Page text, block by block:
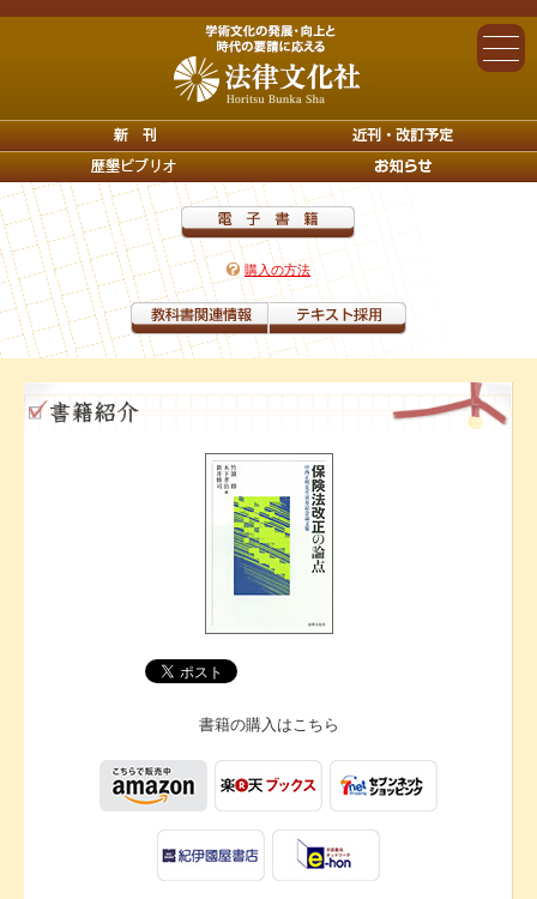
購入の方法
書籍の購入はこちら